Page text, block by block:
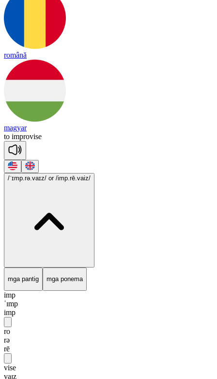
română
magyar
to improvise
/ˈɪmp.rə.vaɪz/ or /imp.rē.vaiz/
mga pantig mga ponema
imp
ˈɪmp
imp
ro
rə
rē
vise
vaɪz